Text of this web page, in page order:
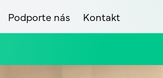
Podporte nás Kontakt